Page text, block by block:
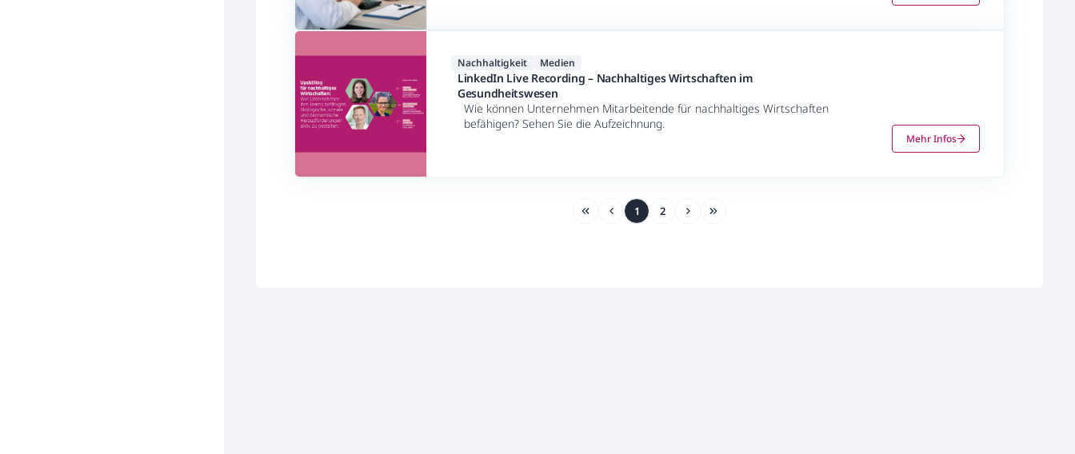
Nachhaltigkeit Medien
LinkedIn Live Recording – Nachhaltiges Wirtschaften im
Gesundheitswesen
Wie können Unternehmen Mitarbeitende für nachhaltiges Wirtschaften
befähigen? Sehen Sie die Aufzeichnung.
Mehr Infos
1 2